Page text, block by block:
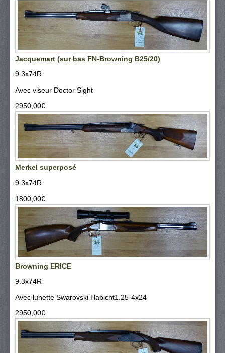
Jacquemart (sur bas FN-Browning B25/20)
9.3x74R
Avec viseur Doctor Sight
2950,00‎€
Merkel superposé
9.3x74R
1800,00‎€
Browning ERICE
9.3x74R
Avec lunette Swarovski Habicht1.25-4x24
2950,00‎€